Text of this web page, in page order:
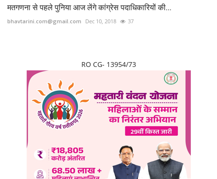
मतगणना से पहले पुनिया आज लेंगे कांग्रेस पदाधिकारियों की...
bhavtarini.com@gmail.com Dec 10, 2018 37
RO CG- 13954/73